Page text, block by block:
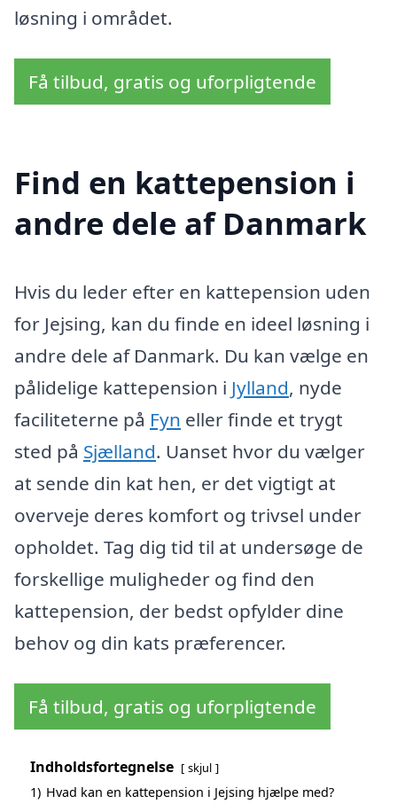
løsning i området.
Få tilbud, gratis og uforpligtende
Find en kattepension i
andre dele af Danmark
Hvis du leder efter en kattepension uden
for Jejsing, kan du finde en ideel løsning i
andre dele af Danmark. Du kan vælge en
pålidelige kattepension i Jylland, nyde
faciliteterne på Fyn eller finde et trygt
sted på Sjælland. Uanset hvor du vælger
at sende din kat hen, er det vigtigt at
overveje deres komfort og trivsel under
opholdet. Tag dig tid til at undersøge de
forskellige muligheder og find den
kattepension, der bedst opfylder dine
behov og din kats præferencer.
Få tilbud, gratis og uforpligtende
Indholdsfortegnelse skjul
1) Hvad kan en kattepension i Jejsing hjælpe med?